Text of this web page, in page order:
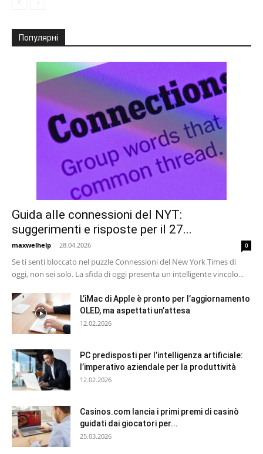
Популярні
Guida alle connessioni del NYT:
suggerimenti e risposte per il 27...
maxwelhelp - 28.04.2026 0
Se ti senti bloccato nel puzzle Connessioni del New York Times di
oggi, non sei solo. La sfida di oggi presenta un intelligente vincolo...
L’iMac di Apple è pronto per l’aggiornamento
OLED, ma aspettati un’attesa
12.02.2026
PC predisposti per l’intelligenza artificiale:
l’imperativo aziendale per la produttività
12.02.2026
Casinos.com lancia i primi premi di casinò
guidati dai giocatori per...
25.03.2026